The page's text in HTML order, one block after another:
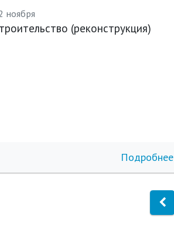
ноября
(реконструкция)
Подробнее